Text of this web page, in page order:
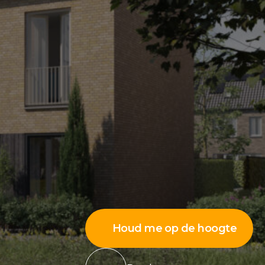
Houd me op de hoogte